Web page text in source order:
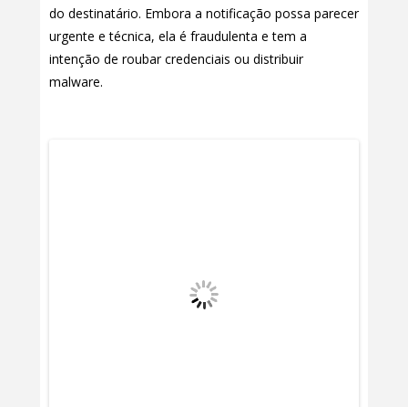
do destinatário. Embora a notificação possa parecer
urgente e técnica, ela é fraudulenta e tem a
intenção de roubar credenciais ou distribuir
malware.